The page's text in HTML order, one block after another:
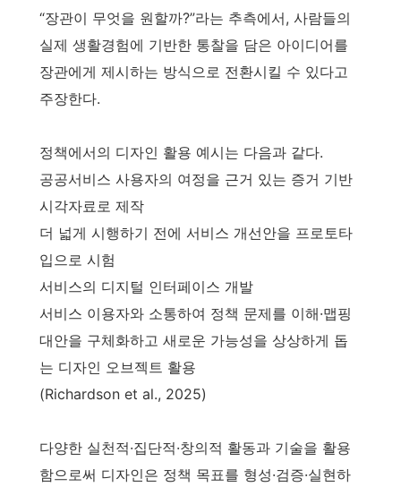
“장관이 무엇을 원할까?”라는 추측에서, 사람들의
실제 생활경험에 기반한 통찰을 담은 아이디어를
장관에게 제시하는 방식으로 전환시킬 수 있다고
주장한다.
정책에서의 디자인 활용 예시는 다음과 같다.
공공서비스 사용자의 여정을 근거 있는 증거 기반
시각자료로 제작
더 넓게 시행하기 전에 서비스 개선안을 프로토타
입으로 시험
서비스의 디지털 인터페이스 개발
서비스 이용자와 소통하여 정책 문제를 이해·맵핑
대안을 구체화하고 새로운 가능성을 상상하게 돕
는 디자인 오브젝트 활용
(Richardson et al., 2025)
다양한 실천적·집단적·창의적 활동과 기술을 활용
함으로써 디자인은 정책 목표를 형성·검증·실현하